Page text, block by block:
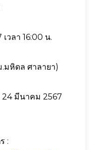
วลา 16:00 น.
มหิดล ศาลายา)
24 มีนาคม 2567
: